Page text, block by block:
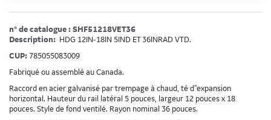
n° de catalogue : SHF51218VET36
Description: HDG 12IN-18IN 5IND ET 36INRAD VTD.
CUP: 785055083009
Fabriqué ou assemblé au Canada.
Raccord en acier galvanisé par trempage à chaud, té d"expansion
horizontal. Hauteur du rail latéral 5 pouces, largeur 12 pouces x 18
pouces. Style de fond ventilé. Rayon nominal 36 pouces.